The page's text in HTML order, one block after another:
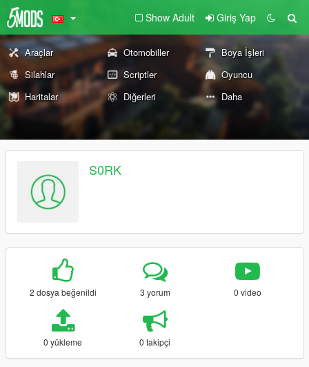
Show Adult Giriş Yap
Araçlar Otomobiller
Boya İşleri
Silahlar
Scriptler
Oyuncu
Haritalar
Diğerleri Daha
S0RK
2 dosya beğenildi 3 yorum 0 video
0 yükleme 0 takipçi